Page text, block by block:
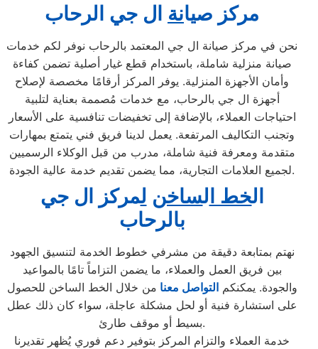
مركز صيانة ال جي الرحاب
نحن في مركز صيانة ال جي المعتمد بالرحاب نوفر لكم خدمات
صيانة منزلية شاملة، باستخدام قطع غيار أصلية تضمن كفاءة
وأمان الأجهزة المنزلية. يوفر المركز أرقامًا مخصصة لإصلاح
أجهزة ال جي بالرحاب، مع خدمات مُصممة بعناية لتلبية
احتياجات العملاء، بالإضافة إلى تخفيضات تنافسية على الأسعار
وتجنب التكاليف المرتفعة. يعمل لدينا فريق فني يتمتع بمهارات
متقدمة ومعرفة فنية شاملة، مدرب من قبل الوكلاء الرسميين
لجميع العلامات التجارية، مما يضمن تقديم خدمة عالية الجودة.
الخط ا لساخن لمركز ال جي
بالرحاب
نهتم بمتابعة دقيقة من مشرفي خطوط الخدمة لتنسيق الجهود
بين فريق العمل والعملاء، ما يضمن التزاماً تامًا بالمواعيد
والجودة. يمكنكمالتواصل معنا من خلال الخط الساخن للحصول
على استشارة فنية أو لحل مشكلة عاجلة، سواء كان ذلك عطل
بسيط أو موقف طارئ.
خدمة العملاء والتزام المركز بتوفير دعم فوري يُظهر تقديرنا